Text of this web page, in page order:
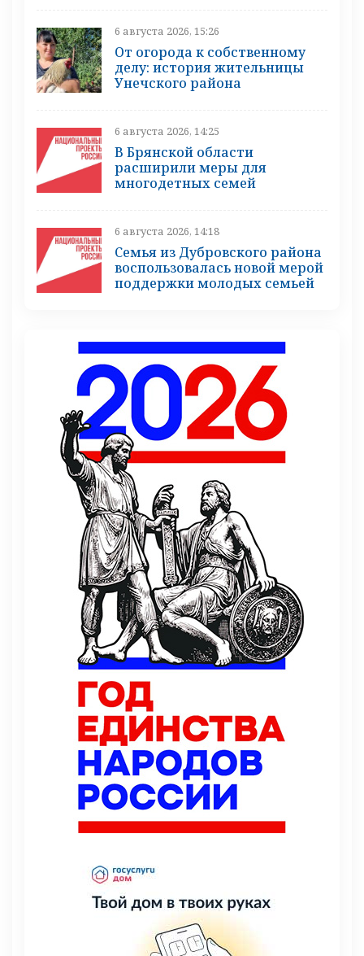
6 августа 2026, 15:26
От огорода к собственному
делу: история жительницы
Унечского района
6 августа 2026, 14:25
В Брянской области
расширили меры для
многодетных семей
6 августа 2026, 14:18
Семья из Дубровского района
воспользовалась новой мерой
поддержки молодых семьей